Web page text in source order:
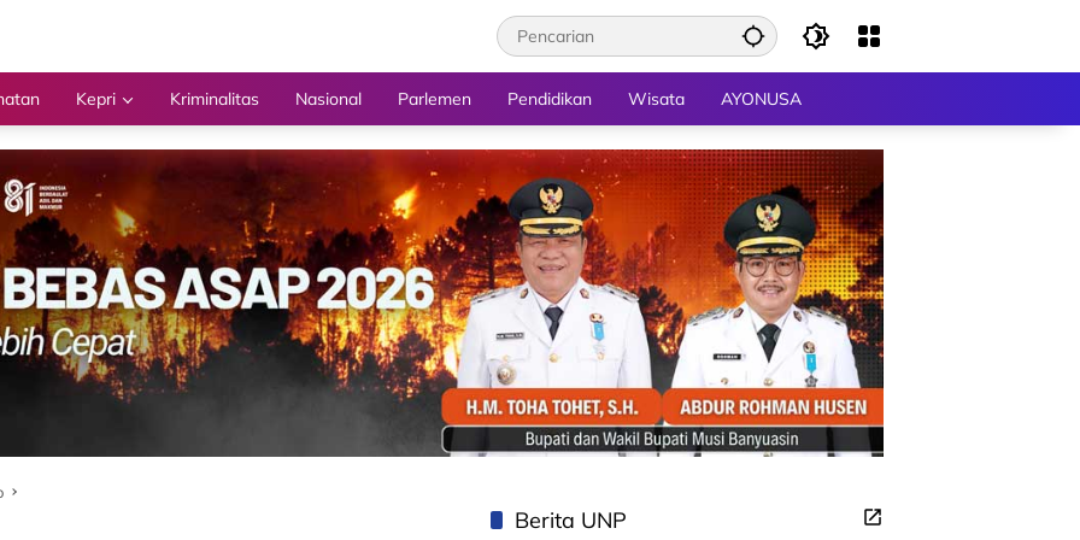
Kepri Kriminalitas Nasional Parlemen Pendidikan Wisata AYONUSA
Berita UNP